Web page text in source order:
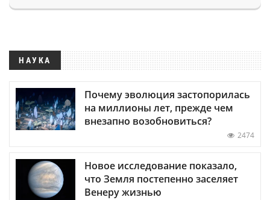
НАУКА
Почему эволюция застопорилась
на миллионы лет, прежде чем
внезапно возобновиться?
2474
Новое исследование показало,
что Земля постепенно заселяет
Венеру жизнью